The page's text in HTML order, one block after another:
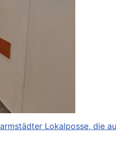
Lokalposse, die